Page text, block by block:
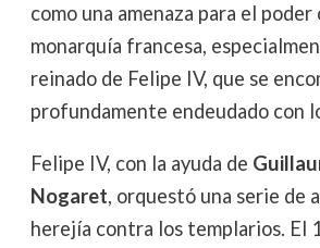
como una amenaza para el
monarquía francesa,
reinado de Felipe IV, que se
profundamente endeudado con
Felipe IV, con la ayuda de
Nogaret, orquestó una serie de
herejía contra los templarios. El